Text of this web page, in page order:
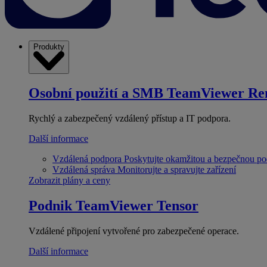
Produkty
Osobní použití a SMB TeamViewer
Rychlý a zabezpečený vzdálený přístup a IT podpora.
Další informace
Vzdálená podpora Poskytujte okamžitou a bezpečnou
Vzdálená správa Monitorujte a spravujte zařízení
Zobrazit plány a ceny
Podnik TeamViewer Tensor
Vzdálené připojení vytvořené pro zabezpečené operace.
Další informace